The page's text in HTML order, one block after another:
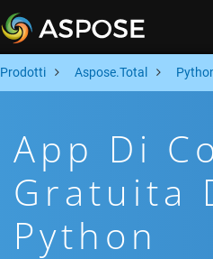
Prodotti Aspose.Total
App Di
Gratuita
Python